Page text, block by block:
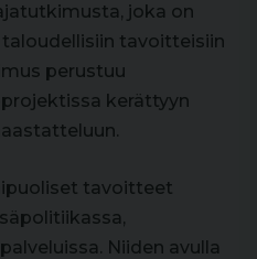
joka on
tavoitteisiin
perustuu
kerättyyn
tavoitteet
Niiden avulla